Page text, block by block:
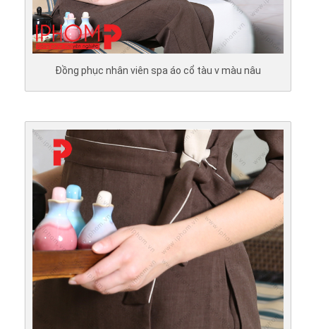
Đồng phục nhân viên spa áo cổ tàu v màu nâu